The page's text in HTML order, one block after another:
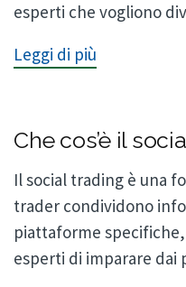
esperti che vogliono
Leggi di più
Che cos’è il
Il social trading è una
trader condividono
piattaforme
esperti di imparare dai